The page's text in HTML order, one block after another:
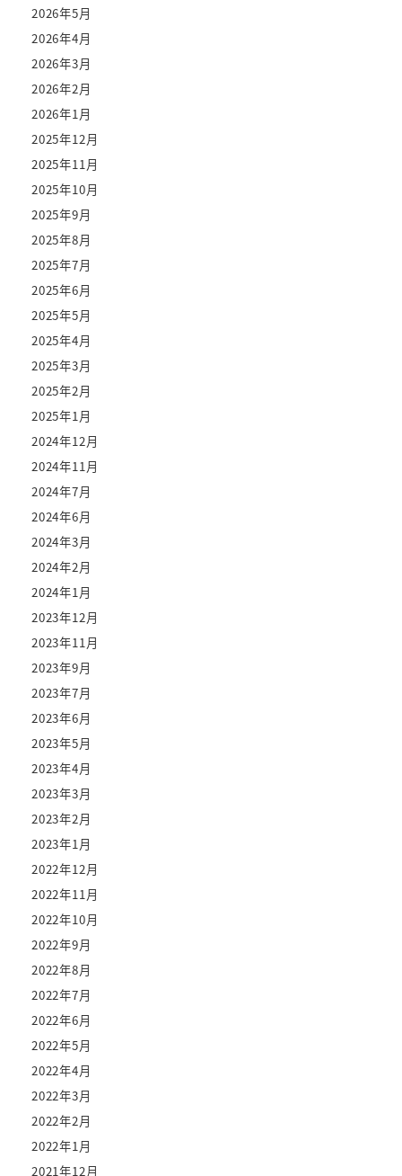
2026年5月
2026年4月
2026年3月
2026年2月
2026年1月
2025年12月
2025年11月
2025年10月
2025年9月
2025年8月
2025年7月
2025年6月
2025年5月
2025年4月
2025年3月
2025年2月
2025年1月
2024年12月
2024年11月
2024年7月
2024年6月
2024年3月
2024年2月
2024年1月
2023年12月
2023年11月
2023年9月
2023年7月
2023年6月
2023年5月
2023年4月
2023年3月
2023年2月
2023年1月
2022年12月
2022年11月
2022年10月
2022年9月
2022年8月
2022年7月
2022年6月
2022年5月
2022年4月
2022年3月
2022年2月
2022年1月
2021年12月